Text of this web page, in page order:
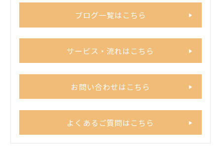
ブログ一覧はこちら
サービス・流れはこちら
お問い合わせはこちら
よくあるご質問はこちら